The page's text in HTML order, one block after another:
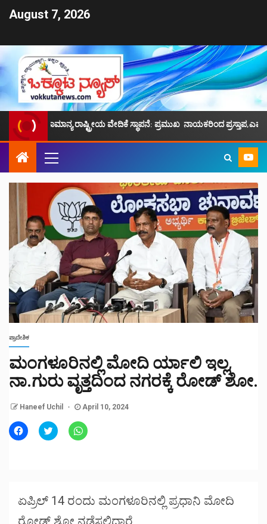
August 7, 2026
ರಾಷ್ಟ್ರೀಯ ವೇದಿಕೆ ಸ್ಥಾಪನೆ: ಪ್ರಮುಖ ನಾಯಕರಿಂದ ಪ್ರಸ್ತಾಪ,ಎಮ್.ಕೆ.ಫೈಝಿ
ಪ್ರಾದೇಶಿಕ
ಮಂಗಳೂರಿನಲ್ಲಿ ಮೋದಿ ರ್ಯಾಲಿ ಇಲ್ಲ,
ನಾ.ಗುರು ವೃತ್ತದಿಂದ ನಗರಕ್ಕೆ ರೋಡ್ ಶೋ.
Haneef Uchil April 10, 2024
Click
to
Click
to
Click
to
ಏಪ್ರಿಲ್ 14 ರಂದು ಮಂಗಳೂರಿನಲ್ಲಿ ಪ್ರಧಾನಿ ಮೋದಿ
ರೋಡ್ ಶೋ ನಡೆಸಲಿದ್ದಾರೆ